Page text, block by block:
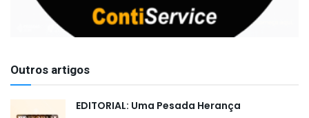
Outros artigos
EDITORIAL: Uma Pesada Herança